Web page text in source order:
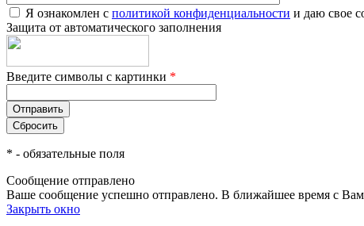
Я ознакомлен с политикой конфиденциальности и даю свое
Защита от автоматического заполнения
Введите символы с картинки *
* - обязательные поля
Сообщение отправлено
Ваше сообщение успешно отправлено. В ближайшее время с
Закрыть окно